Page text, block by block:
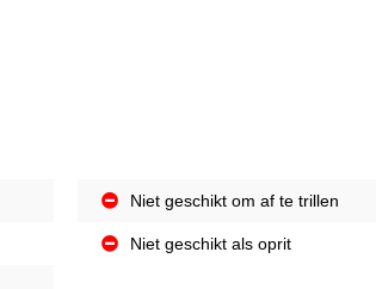
Niet geschikt om af te trillen
Niet geschikt als oprit